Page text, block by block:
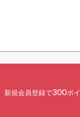
新規会員登録で300ポ